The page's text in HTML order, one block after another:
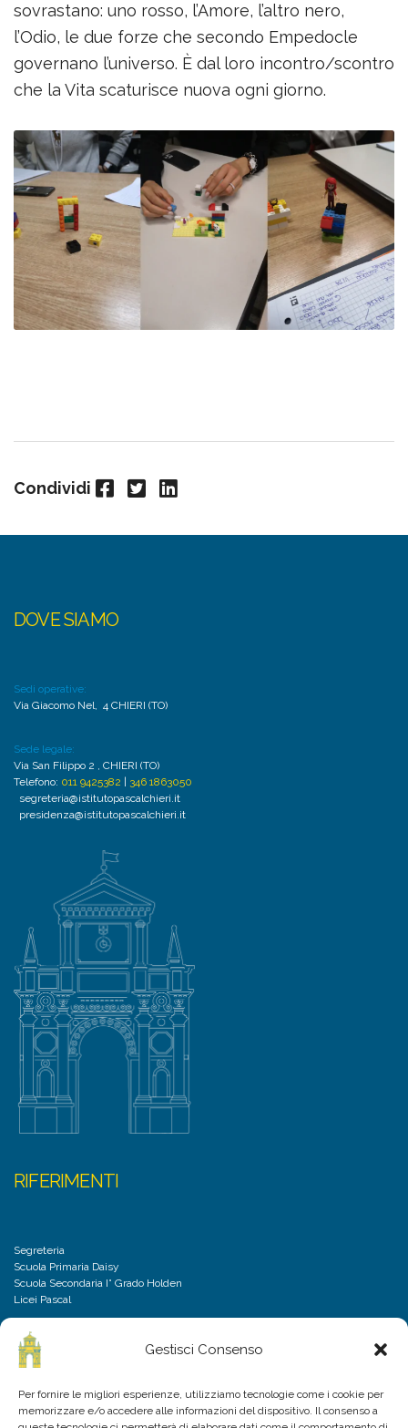
Gestisci Consenso
Per fornire le migliori esperienze, utilizziamo tecnologie come i cookie per
memorizzare e/o accedere alle informazioni del dispositivo. Il consenso a
sovrastano: uno rosso, l’Amore, l’altro nero,
l’Odio, le due forze che secondo Empedocle
governano l’universo. È dal loro incontro/scontro
che la Vita scaturisce nuova ogni giorno.
Condividi Facebook Twitter LinkedIn
DOVE SIAMO
Sedi operative:
Via Giacomo Nel, 4 CHIERI (TO)
Sede legale:
Via San Filippo 2 , CHIERI (TO)
Telefono: 011 9425382
346 1863050
segreteria@istitutopascalchieri.it
presidenza@istitutopascalchieri.it
RIFERIMENTI
Segreteria
Scuola Primaria Daisy
Scuola Secondaria I° Grado Holden
Licei Pascal
DISCLAIMER
Privacy Policy